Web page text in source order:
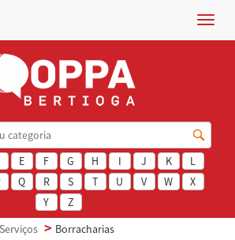
Menu
E F G H I J K
L
Q R S T U V W
X
Y
Z
Borracharias